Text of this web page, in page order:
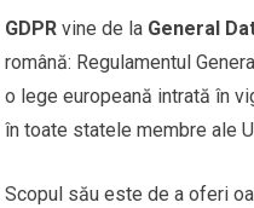
GDPR vine de la General
română: Regulamentul
o lege europeană intrată în
în toate statele membre ale
Scopul său este de a oferi